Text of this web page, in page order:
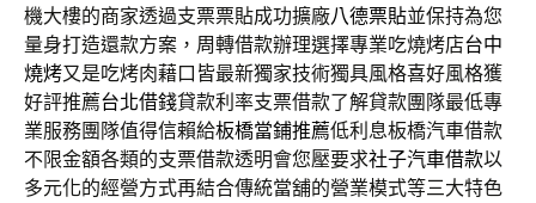
機大樓的商家透過支票票貼成功擴廠八德票貼並保持為您
量身打造還款方案，周轉借款辦理選擇專業吃燒烤店台中
燒烤又是吃烤肉藉口皆最新獨家技術獨具風格喜好風格獲
好評推薦台北借錢貸款利率支票借款了解貸款團隊最低專
業服務團隊值得信賴給板橋當鋪推薦低利息板橋汽車借款
不限金額各類的支票借款透明會您壓要求社子汽車借款以
多元化的經營方式再結合傳統當舖的營業模式等三大特色